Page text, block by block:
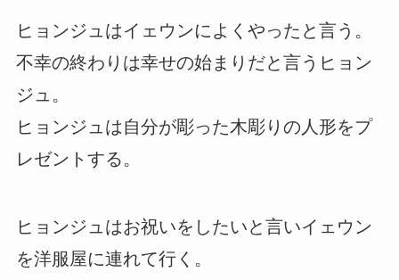
ヒョンジュはイェウンによくやったと言う。
不幸の終わりは幸せの始まりだと言うヒョン
ジュ。
ヒョンジュは自分が彫った木彫りの人形をプ
レゼントする。
ヒョンジュはお祝いをしたいと言いイェウン
を洋服屋に連れて行く。